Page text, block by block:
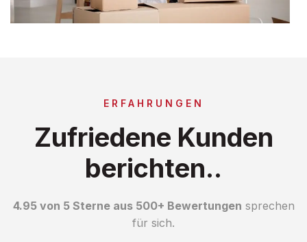
ERFAHRUNGEN
Zufriedene Kunden
berichten..
4.95 von 5 Sterne aus 500+ Bewertungen sprechen
für sich.